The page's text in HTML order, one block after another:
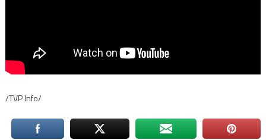
/TVP Info/